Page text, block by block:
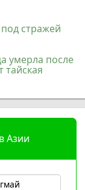
стражей
умерла после
тайская
Азии